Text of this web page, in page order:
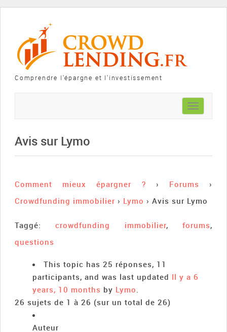
Comprendre l'épargne et l'investissement
Toggle
navigation
Avis sur Lymo
Comment mieux épargner ? › Forums
›
Crowdfunding immobilier › Lymo › Avis sur Lymo
Taggé:crowdfunding immobilier,forums,
questions
This topic has 25 réponses, 11
participants, and was last updated Il y a 6
years, 10 months by Lymo.
26 sujets de 1 à 26 (sur un total de 26)
Auteur